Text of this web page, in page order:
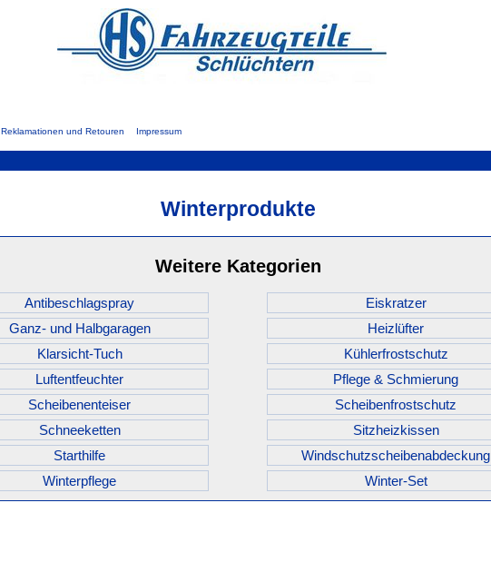
Reklamationen und Retouren Impressum
Winterprodukte
Weitere Kategorien
Antibeschlagspray
Eiskratzer
Ganz- und Halbgaragen
Heizlüfter
Klarsicht-Tuch
Kühlerfrostschutz
Luftentfeuchter
Pflege & Schmierung
Scheibenenteiser
Scheibenfrostschutz
Schneeketten
Sitzheizkissen
Starthilfe
Windschutzscheibenabdeckung
Winterpflege
Winter-Set